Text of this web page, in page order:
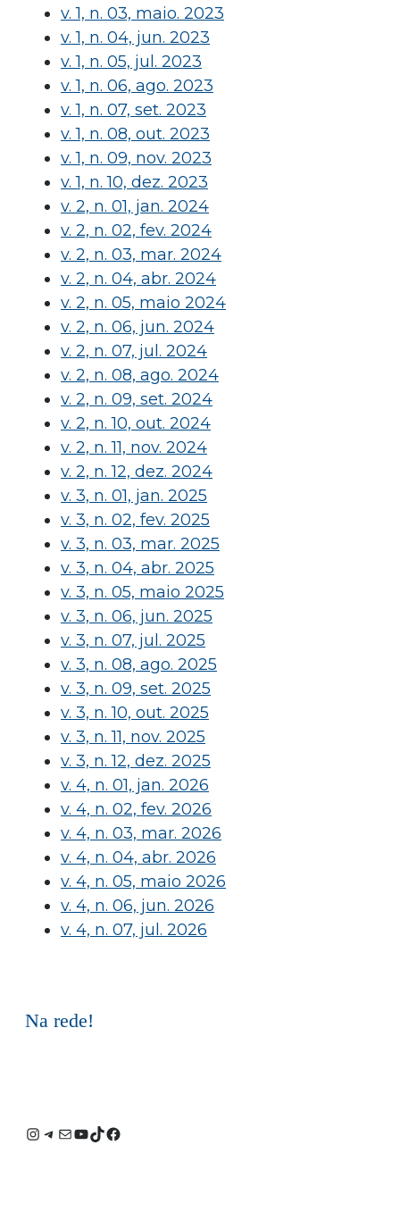
v. 1, n. 03, maio. 2023
v. 1, n. 04, jun. 2023
v. 1, n. 05, jul. 2023
v. 1, n. 06, ago. 2023
v. 1, n. 07, set. 2023
v. 1, n. 08, out. 2023
v. 1, n. 09, nov. 2023
v. 1, n. 10, dez. 2023
v. 2, n. 01, jan. 2024
v. 2, n. 02, fev. 2024
v. 2, n. 03, mar. 2024
v. 2, n. 04, abr. 2024
v. 2, n. 05, maio 2024
v. 2, n. 06, jun. 2024
v. 2, n. 07, jul. 2024
v. 2, n. 08, ago. 2024
v. 2, n. 09, set. 2024
v. 2, n. 10, out. 2024
v. 2, n. 11, nov. 2024
v. 2, n. 12, dez. 2024
v. 3, n. 01, jan. 2025
v. 3, n. 02, fev. 2025
v. 3, n. 03, mar. 2025
v. 3, n. 04, abr. 2025
v. 3, n. 05, maio 2025
v. 3, n. 06, jun. 2025
v. 3, n. 07, jul. 2025
v. 3, n. 08, ago. 2025
v. 3, n. 09, set. 2025
v. 3, n. 10, out. 2025
v. 3, n. 11, nov. 2025
v. 3, n. 12, dez. 2025
v. 4, n. 01, jan. 2026
v. 4, n. 02, fev. 2026
v. 4, n. 03, mar. 2026
v. 4, n. 04, abr. 2026
v. 4, n. 05, maio 2026
v. 4, n. 06, jun. 2026
v. 4, n. 07, jul. 2026
Na rede!
Instagram
Telegram
E-Youtube
TikTok
Facebook